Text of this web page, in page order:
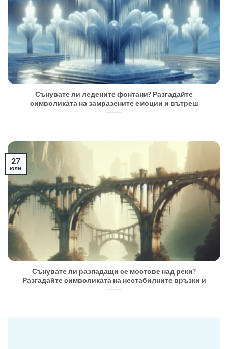
Сънувате ли ледените фонтани? Разгадайте
символиката на замразените емоции и вътреш
Сънувате ли разпадащи се мостове над реки?
Разгадайте символиката на нестабилните връзки и
27
юли